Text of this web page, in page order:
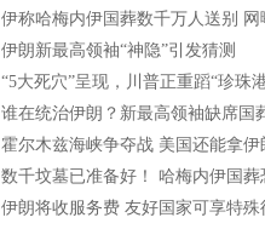
伊称哈梅内伊国葬数千万人送别 网
伊朗新最高领袖“神隐”引发猜测
“5大死穴”呈现，川普正重蹈“珍珠
谁在统治伊朗？新最高领袖缺席国
霍尔木兹海峡争夺战 美国还能拿伊
数千坟墓已准备好！ 哈梅内伊国葬
伊朗将收服务费 友好国家可享特殊